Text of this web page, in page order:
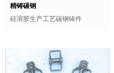
精铸碳钢
硅溶胶生产工艺碳钢铸件